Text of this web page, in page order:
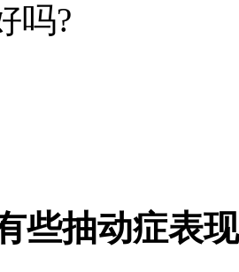
吗?
些抽动症表